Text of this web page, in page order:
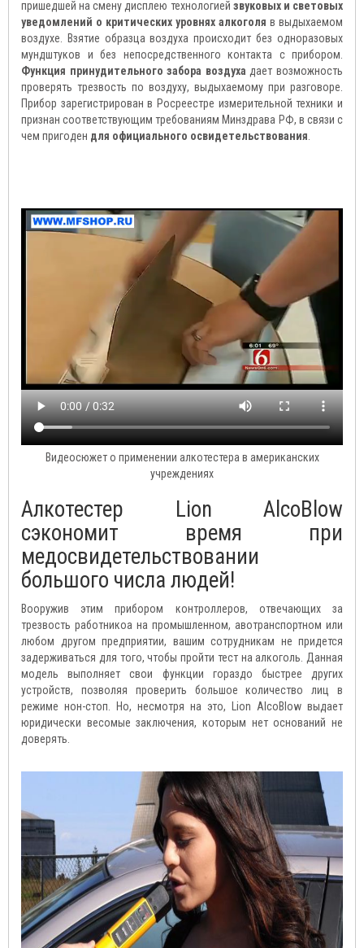
пришедшей на смену дисплею технологией звуковых и световых
уведомлений о критических уровнях алкоголя в выдыхаемом
воздухе. Взятие образца воздуха происходит без одноразовых
мундштуков и без непосредственного контакта с прибором.
Функция принудительного забора воздуха дает возможность
проверять трезвость по воздуху, выдыхаемому при разговоре.
Прибор зарегистрирован в Росреестре измерительной техники и
признан соответствующим требованиям Минздрава РФ, в связи с
чем пригоден для официального освидетельствования.
Видеосюжет о применении алкотестера в американских
учреждениях
Алкотестер Lion AlcoBlow
сэкономит время при
медосвидетельствовании
большого числа людей!
Вооружив этим прибором контроллеров, отвечающих за
трезвость работникоа на промышленном, авотранспортном или
любом другом предприятии, вашим сотрудникам не придется
задерживаться для того, чтобы пройти тест на алкоголь. Данная
модель выполняет свои функции гораздо быстрее других
устройств, позволяя проверить большое количество лиц в
режиме нон-стоп. Но, несмотря на это, Lion AlcoBlow выдает
юридически весомые заключения, которым нет оснований не
доверять.